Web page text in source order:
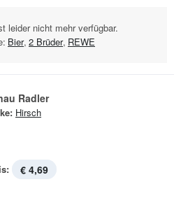
leider nicht mehr verfügbar.
Bier, 2 Brüder, REWE
Radler
Hirsch
€ 4,69